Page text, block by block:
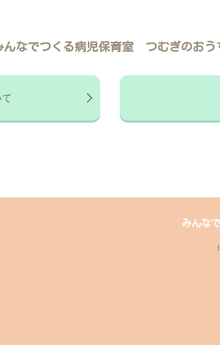
んなでつくる病児保育室 つむぎのおう
みんな